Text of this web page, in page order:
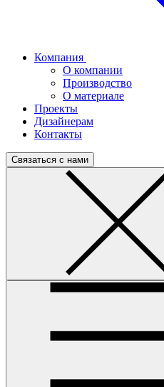
Компания
О компании
Производство
О материале
Проекты
Дизайнерам
Контакты
Связаться с нами